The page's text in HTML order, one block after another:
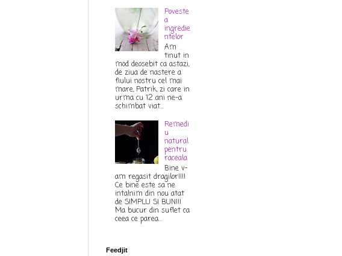
Poveste
a
ingredie
ntelor
Am
tinut in
mod deosebit ca astazi,
de ziua de nastere a
fiului nostru cel mai
mare, Patrik, zi care in
urma cu 12 ani ne-a
schimbat viat...
Remedi
u
natural
pentru
raceala
Bine v-
am regasit dragilor!!!!
Ce bine este sa ne
intalnim din nou atat
de SIMPLU SI BUN!!!
Ma bucur din suflet ca
ceea ce parea...
Feedjit